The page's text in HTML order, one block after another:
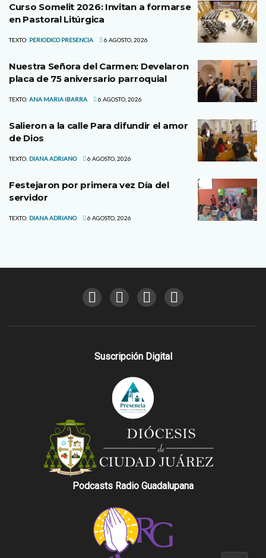
Curso Somelit 2026: Invitan a formarse
en Pastoral Litúrgica
TEXTO: PERIODICO PRESENCIA 6 AGOSTO, 2026
Nuestra Señora del Carmen: Develaron
placa de 75 aniversario parroquial
TEXTO: ANA MARIA IBARRA 6 AGOSTO, 2026
Salieron a la calle Para difundir el amor
de Dios
TEXTO: DIANA ADRIANO 6 AGOSTO, 2026
Festejaron por primera vez Día del
servidor
TEXTO: DIANA ADRIANO 6 AGOSTO, 2026
Suscripción Digital
Podcasts Radio Guadalupana